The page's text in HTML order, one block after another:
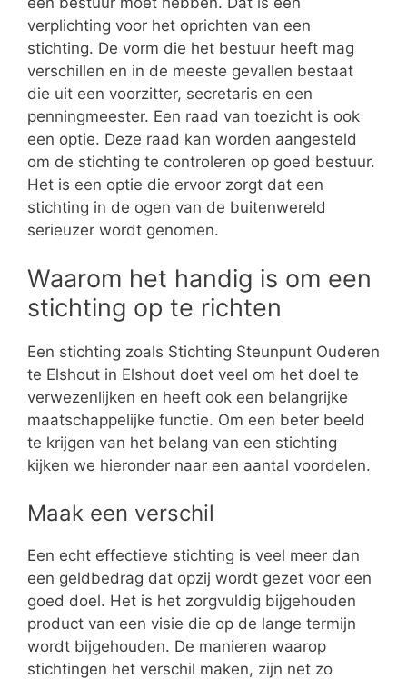
verplichting voor het oprichten van een
stichting. De vorm die het bestuur heeft mag
verschillen en in de meeste gevallen bestaat
die uit een voorzitter, secretaris en een
penningmeester. Een raad van toezicht is ook
een optie. Deze raad kan worden aangesteld
om de stichting te controleren op goed bestuur.
Het is een optie die ervoor zorgt dat een
stichting in de ogen van de buitenwereld
serieuzer wordt genomen.
Waarom het handig is om een
stichting op te richten
Een stichting zoals Stichting Steunpunt Ouderen
te Elshout in Elshout doet veel om het doel te
verwezenlijken en heeft ook een belangrijke
maatschappelijke functie. Om een beter beeld
te krijgen van het belang van een stichting
kijken we hieronder naar een aantal voordelen.
Maak een verschil
Een echt effectieve stichting is veel meer dan
een geldbedrag dat opzij wordt gezet voor een
goed doel. Het is het zorgvuldig bijgehouden
product van een visie die op de lange termijn
wordt bijgehouden. De manieren waarop
stichtingen het verschil maken, zijn net zo